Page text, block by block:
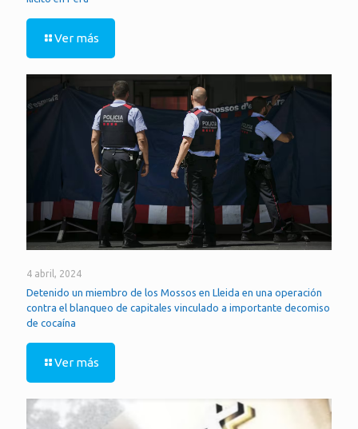
Ver más
4 abril, 2024
Detenido un miembro de los Mossos en Lleida en una operación
contra el blanqueo de capitales vinculado a importante decomiso
de cocaína
Ver más